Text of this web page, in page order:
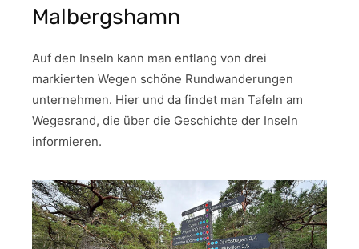
Malbergshamn
Auf den Inseln kann man entlang von drei
markierten Wegen schöne Rundwanderungen
unternehmen. Hier und da findet man Tafeln am
Wegesrand, die über die Geschichte der Inseln
informieren.